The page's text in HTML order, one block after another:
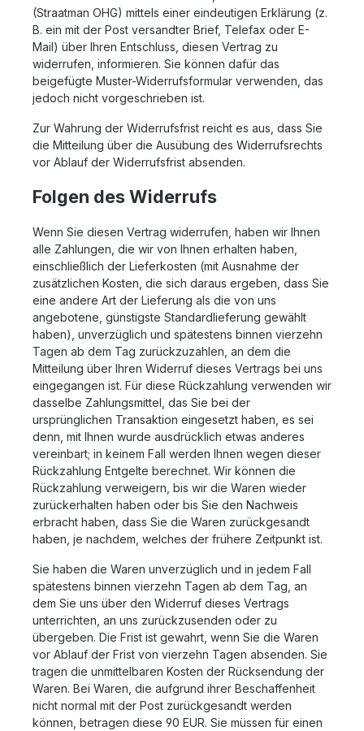
(Straatman OHG) mittels einer eindeutigen Erklärung (z.
B. ein mit der Post versandter Brief, Telefax oder E-
Mail) über Ihren Entschluss, diesen Vertrag zu
widerrufen, informieren. Sie können dafür das
beigefügte Muster-Widerrufsformular verwenden, das
jedoch nicht vorgeschrieben ist.
Zur Wahrung der Widerrufsfrist reicht es aus, dass Sie
die Mitteilung über die Ausübung des Widerrufsrechts
vor Ablauf der Widerrufsfrist absenden.
Folgen des Widerrufs
Wenn Sie diesen Vertrag widerrufen, haben wir Ihnen
alle Zahlungen, die wir von Ihnen erhalten haben,
einschließlich der Lieferkosten (mit Ausnahme der
zusätzlichen Kosten, die sich daraus ergeben, dass Sie
eine andere Art der Lieferung als die von uns
angebotene, günstigste Standardlieferung gewählt
haben), unverzüglich und spätestens binnen vierzehn
Tagen ab dem Tag zurückzuzahlen, an dem die
Mitteilung über Ihren Widerruf dieses Vertrags bei uns
eingegangen ist. Für diese Rückzahlung verwenden wir
dasselbe Zahlungsmittel, das Sie bei der
ursprünglichen Transaktion eingesetzt haben, es sei
denn, mit Ihnen wurde ausdrücklich etwas anderes
vereinbart; in keinem Fall werden Ihnen wegen dieser
Rückzahlung Entgelte berechnet. Wir können die
Rückzahlung verweigern, bis wir die Waren wieder
zurückerhalten haben oder bis Sie den Nachweis
erbracht haben, dass Sie die Waren zurückgesandt
haben, je nachdem, welches der frühere Zeitpunkt ist.
Sie haben die Waren unverzüglich und in jedem Fall
spätestens binnen vierzehn Tagen ab dem Tag, an
dem Sie uns über den Widerruf dieses Vertrags
unterrichten, an uns zurückzusenden oder zu
übergeben. Die Frist ist gewahrt, wenn Sie die Waren
vor Ablauf der Frist von vierzehn Tagen absenden. Sie
tragen die unmittelbaren Kosten der Rücksendung der
Waren. Bei Waren, die aufgrund ihrer Beschaffenheit
nicht normal mit der Post zurückgesandt werden
können, betragen diese 90 EUR. Sie müssen für einen